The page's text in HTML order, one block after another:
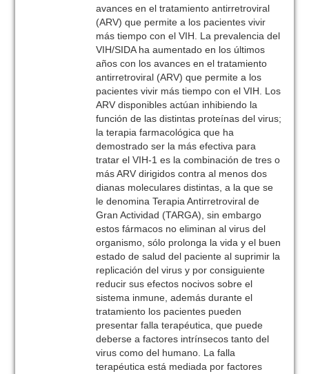
avances en el tratamiento antirretroviral
(ARV) que permite a los pacientes vivir
más tiempo con el VIH. La prevalencia del
VIH/SIDA ha aumentado en los últimos
años con los avances en el tratamiento
antirretroviral (ARV) que permite a los
pacientes vivir más tiempo con el VIH. Los
ARV disponibles actúan inhibiendo la
función de las distintas proteínas del virus;
la terapia farmacológica que ha
demostrado ser la más efectiva para
tratar el VIH-1 es la combinación de tres o
más ARV dirigidos contra al menos dos
dianas moleculares distintas, a la que se
le denomina Terapia Antirretroviral de
Gran Actividad (TARGA), sin embargo
estos fármacos no eliminan al virus del
organismo, sólo prolonga la vida y el buen
estado de salud del paciente al suprimir la
replicación del virus y por consiguiente
reducir sus efectos nocivos sobre el
sistema inmune, además durante el
tratamiento los pacientes pueden
presentar falla terapéutica, que puede
deberse a factores intrínsecos tanto del
virus como del humano. La falla
terapéutica está mediada por factores